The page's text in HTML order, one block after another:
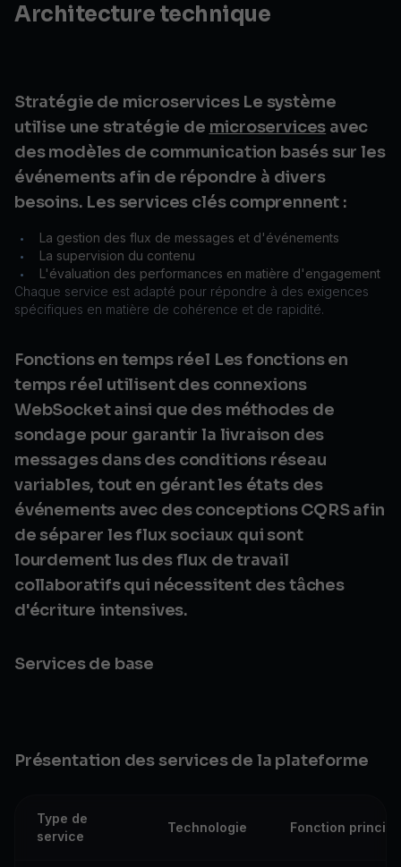
Architecture technique
Stratégie de microservices Le système
utilise une stratégie de microservices avec
des modèles de communication basés sur les
événements afin de répondre à divers
besoins. Les services clés comprennent :
• La gestion des flux de messages et d'événements
• La supervision du contenu
•
L'évaluation des performances en matière d'engagement
Chaque service est adapté pour répondre à des exigences
spécifiques en matière de cohérence et de rapidité.
Fonctions en temps réel Les fonctions en
temps réel utilisent des connexions
WebSocket ainsi que des méthodes de
sondage pour garantir la livraison des
messages dans des conditions réseau
variables, tout en gérant les états des
événements avec des conceptions CQRS afin
de séparer les flux sociaux qui sont
lourdement lus des flux de travail
collaboratifs qui nécessitent des tâches
d'écriture intensives.
Services de base
Présentation des services de la plateforme
Type de
service
Technologie Fonction